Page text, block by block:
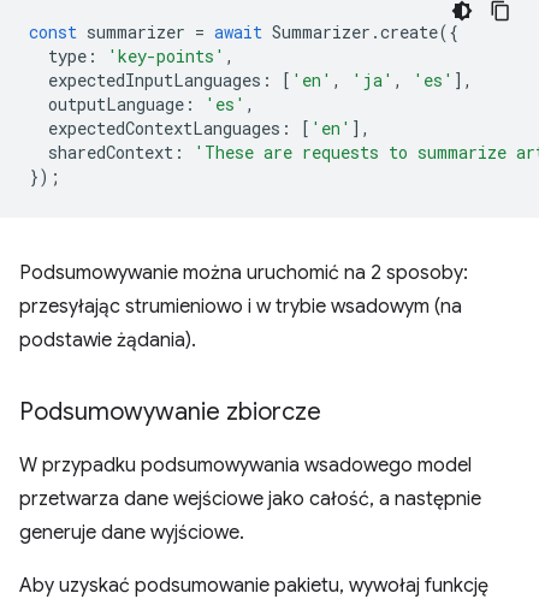
const summarizer = await Summarizer .create({
type : 'key-points' ,
expectedInputLanguages : [ 'en' , 'ja' , 'es' ],
outputLanguage : 'es' ,
expectedContextLanguages : [ 'en' ],
sharedContext :
'These are requests to summarize
});
Podsumowywanie można uruchomić na 2 sposoby:
przesyłając strumieniowo i w trybie wsadowym (na
podstawie żądania).
Podsumowywanie zbiorcze
W przypadku podsumowywania wsadowego model
przetwarza dane wejściowe jako całość, a następnie
generuje dane wyjściowe.
Aby uzyskać podsumowanie pakietu, wywołaj funkcję